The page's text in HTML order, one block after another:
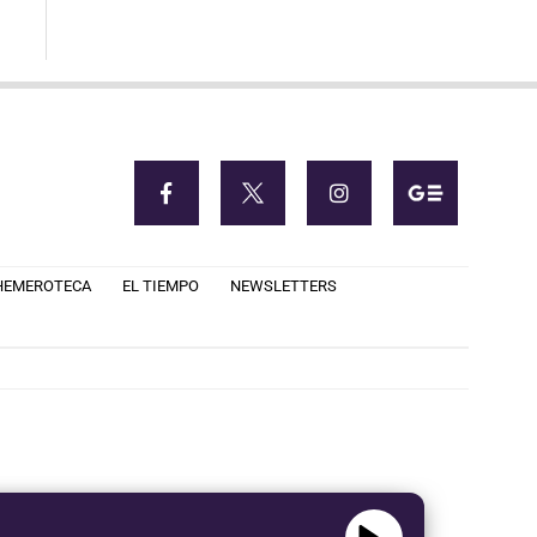
EL TIEMPO NEWSLETTERS